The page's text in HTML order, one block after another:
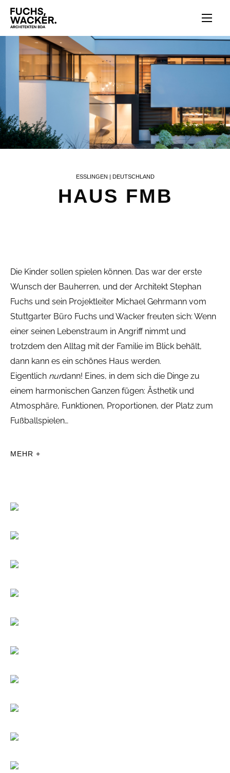
Direkt zum Inhalt
ESSLINGEN | DEUTSCHLAND
HAUS FMB
Die Kinder sollen spielen können. Das war der erste
Wunsch der Bauherren, und der Architekt Stephan
Fuchs und sein Projektleiter Michael Gehrmann vom
Stuttgarter Büro Fuchs und Wacker freuten sich: Wenn
einer seinen Lebenstraum in Angriff nimmt und
trotzdem den Alltag mit der Familie im Blick behält,
dann kann es ein schönes Haus werden.
Eigentlich nurdann! Eines, in dem sich die Dinge zu
einem harmonischen Ganzen fügen: Ästhetik und
Atmosphäre, Funktionen, Proportionen, der Platz zum
Fußballspielen…
MEHR +